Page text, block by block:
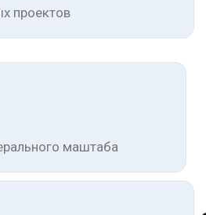
проектов
маштаба